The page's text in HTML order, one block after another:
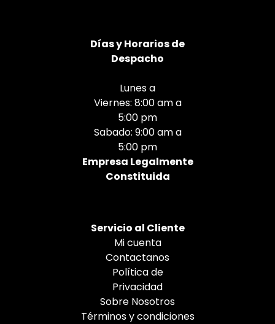
Díasy Horarios de
Despacho
Lunes a
Viernes: 8:00 am a
5:00 pm
Sabado: 9:00 am a
5:00 pm
Empresa Legalmente
Constituida
Servicio al Cliente
Mi cuenta
Contactanos
Política de
Privacidad
Sobre Nosotros
Términos y condiciones